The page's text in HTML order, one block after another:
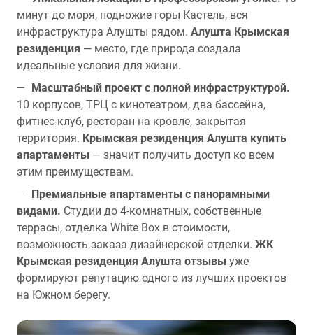
минут до моря, подножие горы Кастель, вся
инфраструктура Алушты рядом. Алушта Крымская
резиденция — место, где природа создала
идеальные условия для жизни.
Масштабный проект с полной инфраструктурой.
10 корпусов, ТРЦ с кинотеатром, два бассейна,
фитнес-клуб, ресторан на кровле, закрытая
территория. Крымская резиденция Алушта купить
апартаменты — значит получить доступ ко всем
этим преимуществам.
Премиальные апартаменты с панорамными
видами. Студии до 4-комнатных, собственные
террасы, отделка White Box в стоимости,
возможность заказа дизайнерской отделки. ЖК
Крымская резиденция Алушта отзывы уже
формируют репутацию одного из лучших проектов
на Южном берегу.